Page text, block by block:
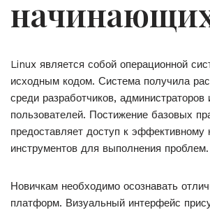
Linux является собой операционной
исходным кодом. Система получила
среди разработчиков, администраторов
пользователей. Постижение базовых
предоставляет доступ к эффективному
инструментов для выполнения проблем.
Новичкам необходимо осознавать
платформ. Визуальный интерфейс